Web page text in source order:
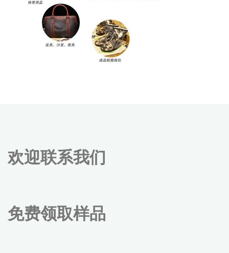
欢迎联系我们
免费领取样品